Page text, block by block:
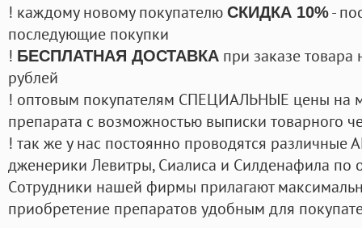
! каждому новому покупателю СКИДКА 10%-
последующие покупки
! БЕСПЛАТНАЯ ДОСТАВКА при заказе
рублей
! оптовым покупателям СПЕЦИАЛЬНЫЕ цены на
препарата с возможностью выписки товарного
! так же у нас постоянно проводятся
дженерики Левитры, Сиалиса и Силденафила по
Cотрудники нашей фирмы прилагают
приобретение препаратов удобным для